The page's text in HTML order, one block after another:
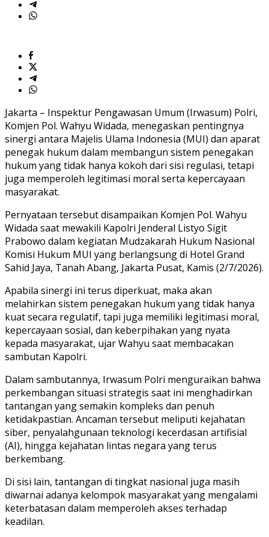
Jakarta – Inspektur Pengawasan Umum (Irwasum) Polri,
Komjen Pol. Wahyu Widada, menegaskan pentingnya
sinergi antara Majelis Ulama Indonesia (MUI) dan aparat
penegak hukum dalam membangun sistem penegakan
hukum yang tidak hanya kokoh dari sisi regulasi, tetapi
juga memperoleh legitimasi moral serta kepercayaan
masyarakat.
Pernyataan tersebut disampaikan Komjen Pol. Wahyu
Widada saat mewakili Kapolri Jenderal Listyo Sigit
Prabowo dalam kegiatan Mudzakarah Hukum Nasional
Komisi Hukum MUI yang berlangsung di Hotel Grand
Sahid Jaya, Tanah Abang, Jakarta Pusat, Kamis (2/7/2026).
Apabila sinergi ini terus diperkuat, maka akan
melahirkan sistem penegakan hukum yang tidak hanya
kuat secara regulatif, tapi juga memiliki legitimasi moral,
kepercayaan sosial, dan keberpihakan yang nyata
kepada masyarakat, ujar Wahyu saat membacakan
sambutan Kapolri.
Dalam sambutannya, Irwasum Polri menguraikan bahwa
perkembangan situasi strategis saat ini menghadirkan
tantangan yang semakin kompleks dan penuh
ketidakpastian. Ancaman tersebut meliputi kejahatan
siber, penyalahgunaan teknologi kecerdasan artifisial
(AI), hingga kejahatan lintas negara yang terus
berkembang.
Di sisi lain, tantangan di tingkat nasional juga masih
diwarnai adanya kelompok masyarakat yang mengalami
keterbatasan dalam memperoleh akses terhadap
keadilan.